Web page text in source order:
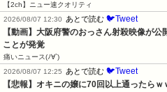
【2ch】ニュー速クオリティ
2026/08/07 12:30
あとで読む 🐦Tweet
【動画】大阪府警のおっさん射殺映像が
ことが発覚
痛いニュース(ﾉ∀`)
2026/08/07 12:25
あとで読む 🐦Tweet
【悲報】オキニの嬢に70回以上通ったら